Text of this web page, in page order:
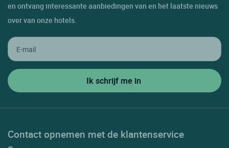
en ontvang interessante aanbiedingen van en het laatste nieuws
over van onze hotels.
Contact opnemen met de klantenservice